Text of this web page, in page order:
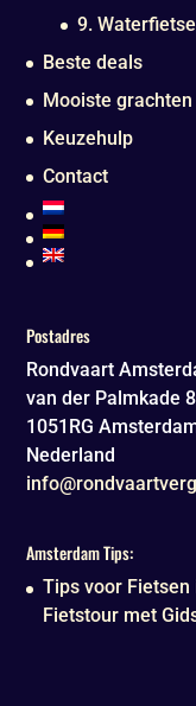
9.
Beste deals
Mooiste grachten
Keuzehulp
Contact
Postadres
Rondvaart
van der Palmkade
1051RG
Nederland
Amsterdam Tips:
Tips voor
Fietstour met